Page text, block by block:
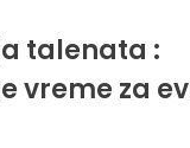
talenata :
vreme za